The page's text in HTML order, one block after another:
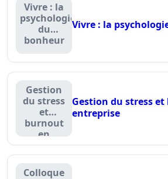
Vivre : la
psychologie
du
bonheur
Vivre : la
Gestion
du stress
et
burnout
en
entreprise
Gestion du stress
entreprise
Colloque